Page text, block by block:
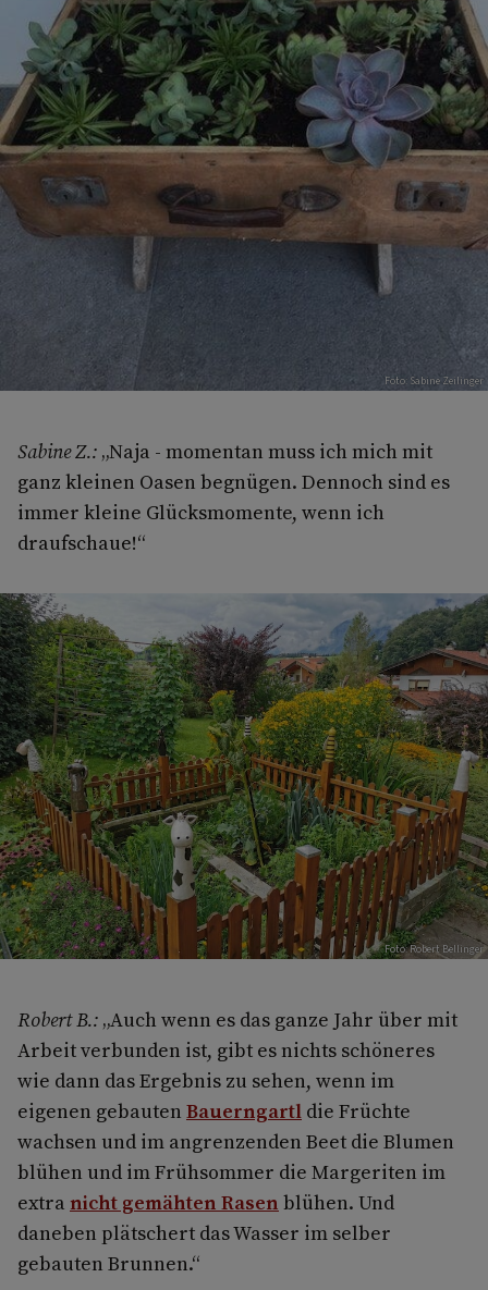
Foto: Sabine Zeilinger
Sabine Z.: „Naja - momentan muss ich mich mit
ganz kleinen Oasen begnügen. Dennoch sind es
immer kleine Glücksmomente, wenn ich
draufschaue!“
Foto: Robert Bellinger
Robert B.: „Auch wenn es das ganze Jahr über mit
Arbeit verbunden ist, gibt es nichts schöneres
wie dann das Ergebnis zu sehen, wenn im
eigenen gebauten Bauerngartl die Früchte
wachsen und im angrenzenden Beet die Blumen
blühen und im Frühsommer die Margeriten im
extra nicht gemähten Rasen blühen. Und
daneben plätschert das Wasser im selber
gebauten Brunnen.“